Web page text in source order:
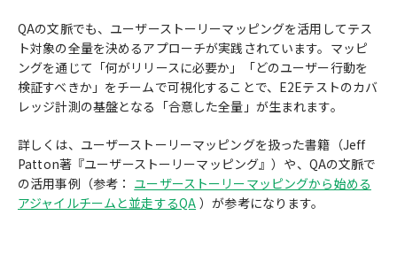
QAの文脈でも、ユーザーストーリーマッピングを活用してテス
ト対象の全量を決めるアプローチが実践されています。マッピ
ングを通じて「何がリリースに必要か」「どのユーザー行動を
検証すべきか」をチームで可視化することで、E2Eテストのカバ
レッジ計測の基盤となる「合意した全量」が生まれます。
詳しくは、ユーザーストーリーマッピングを扱った書籍（Jeff
Patton著『ユーザーストーリーマッピング』）や、QAの文脈で
の活用事例（参考： ユーザーストーリーマッピングから始める
アジャイルチームと並走するQA ）が参考になります。